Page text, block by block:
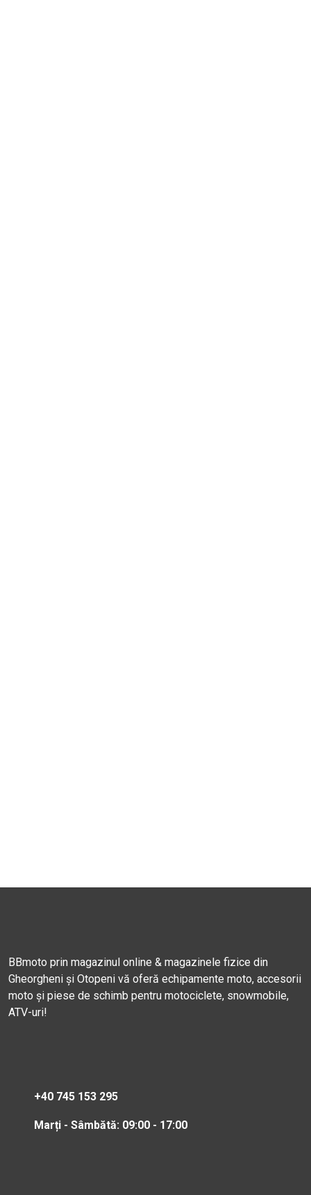
BBmoto prin magazinul online & magazinele fizice din
Gheorgheni și Otopeni vă oferă echipamente moto, accesorii
moto și piese de schimb pentru motociclete, snowmobile,
ATV-uri!
+40 745 153 295
Marți - Sâmbătă: 09:00 - 17:00